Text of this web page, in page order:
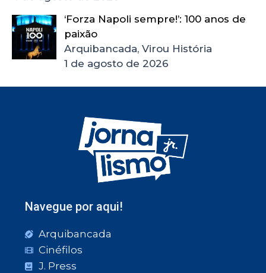
‘Forza Napoli sempre!’: 100 anos de
paixão
Arquibancada, Virou História
1 de agosto de 2026
Navegue por aqui!
Arquibancada
Cinéfilos
J. Press